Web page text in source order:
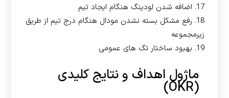
17. اضافه شدن لودینگ هنگام ایجاد تیم
18. رفع مشکل بسته نشدن مودال هنگام درج تیم از طریق
زیرمجموعه
19. بهبود ساختار تگ های عمومی
ماژول اهداف و نتایج کلیدی
(OKR)